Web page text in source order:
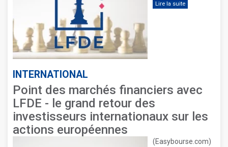
Lire la suite
INTERNATIONAL
Point des marchés financiers avec
LFDE - le grand retour des
investisseurs internationaux sur les
actions européennes
(Easybourse.com)